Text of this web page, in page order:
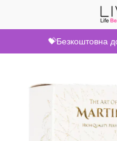
💝Безкоштовна